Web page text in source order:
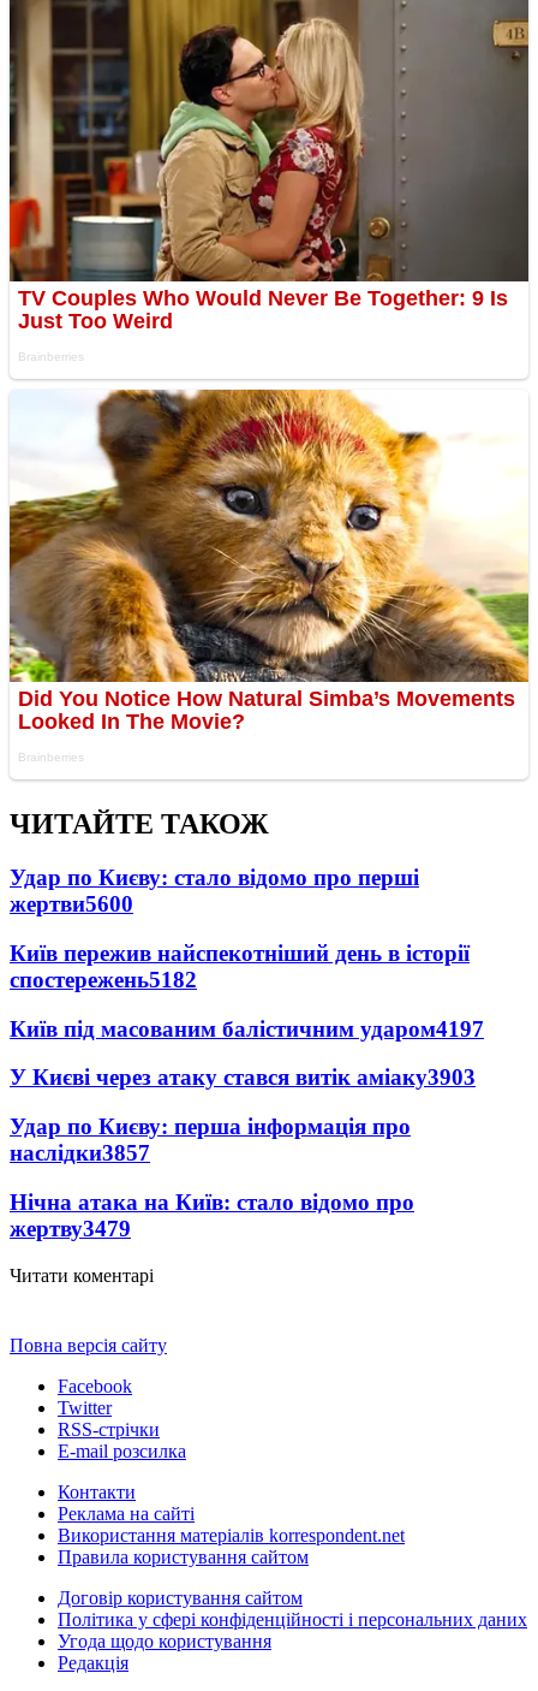
ЧИТАЙТЕ ТАКОЖ
Удар по Києву: стало відомо про перші
жертви5600
Київ пережив найспекотніший день в історії
спостережень5182
Київ під масованим балістичним ударом4197
У Києві через атаку стався витік аміаку3903
Удар по Києву: перша інформація про
наслідки3857
Нічна атака на Київ: стало відомо про
жертву3479
Читати коментарі
Повна версія сайту
Facebook
Twitter
RSS-стрічки
E-mail розсилка
Контакти
Реклама на сайті
Використання матеріалів korrespondent.net
Правила користування сайтом
Договір користування сайтом
Політика у сфері конфіденційності і персональних даних
Угода щодо користування
Редакція